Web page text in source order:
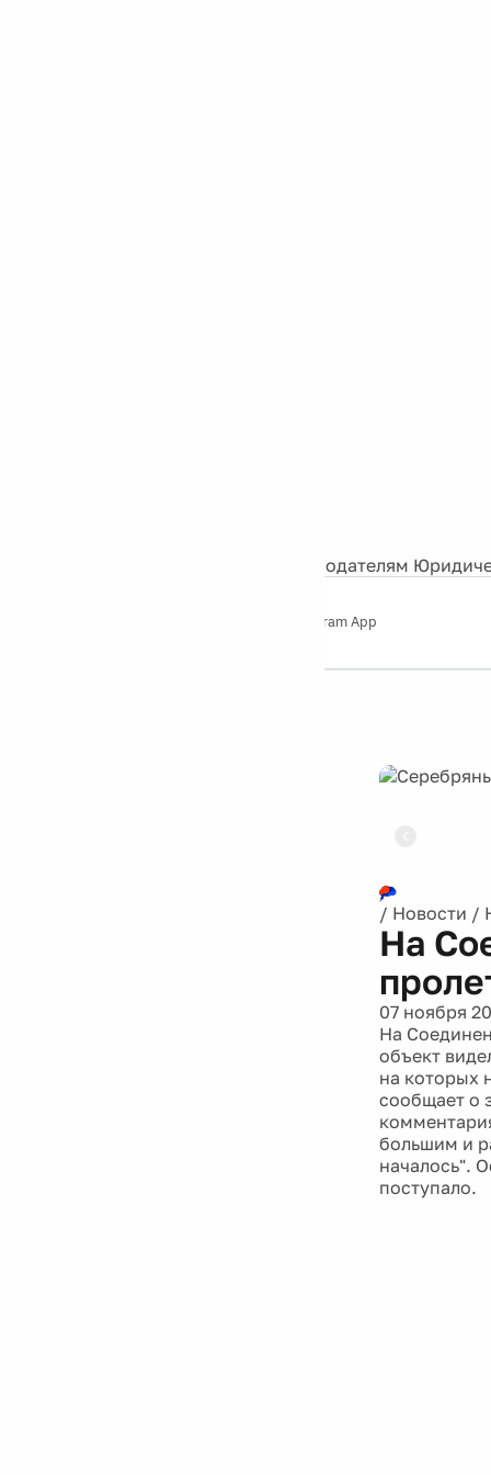
Рекламодателям
Telegram App
/ Новости /
На
07 ноября
На
объект
на которых
сообщает о
большим и
началось".
поступало.